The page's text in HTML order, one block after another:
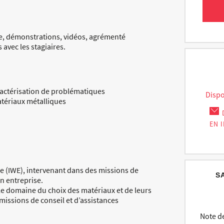
démonstrations, vidéos, agrémenté
les stagiaires.
de problématiques
métalliques
intervenant dans des missions de
entreprise.
domaine du choix des matériaux et de leurs
de conseil et d’assistances
EN
Note